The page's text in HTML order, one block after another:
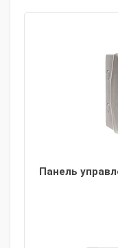
Панель